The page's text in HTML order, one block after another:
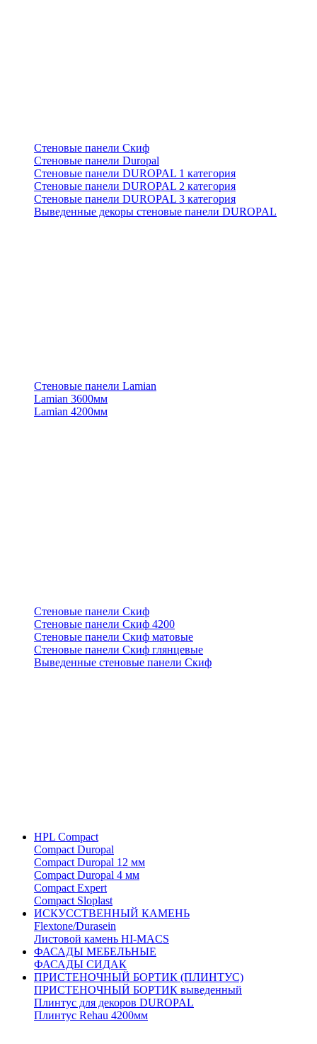
Стеновые панели Скиф
Стеновые панели Duropal
Стеновые панели DUROPAL 1 категория
Стеновые панели DUROPAL 2 категория
Стеновые панели DUROPAL 3 категория
Выведенные декоры стеновые панели DUROPAL
Стеновые панели Lamian
Lamian 3600мм
Lamian 4200мм
Стеновые панели Скиф
Стеновые панели Скиф 4200
Стеновые панели Скиф матовые
Стеновые панели Скиф глянцевые
Выведенные стеновые панели Скиф
HPL Compact
Compact Duropal
Compact Duropal 12 мм
Compact Duropal 4 мм
Compact Expert
Compact Sloplast
ИСКУССТВЕННЫЙ КАМЕНЬ
Flextone/Durasein
Листовой камень HI-MACS
ФАСАДЫ МЕБЕЛЬНЫЕ
ФАСАДЫ СИДАК
ПРИСТЕНОЧНЫЙ БОРТИК (ПЛИНТУС)
ПРИСТЕНОЧНЫЙ БОРТИК выведенный
Плинтус для декоров DUROPAL
Плинтус Rehau 4200мм